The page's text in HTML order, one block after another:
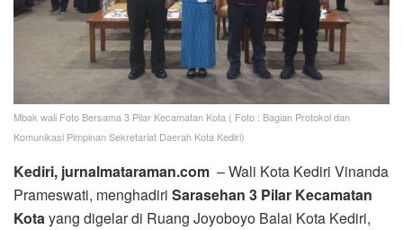
Mbak wali Foto Bersama 3 Pilar Kecamatan Kota ( Foto : Bagian Protokol dan
Komunikasi Pimpinan Sekretariat Daerah Kota Kediri)
Kediri, jurnalmataraman.com – Wali Kota Kediri Vinanda
Prameswati, menghadiri Sarasehan 3 Pilar Kecamatan
Kotayang digelar di Ruang Joyoboyo Balai Kota Kediri,